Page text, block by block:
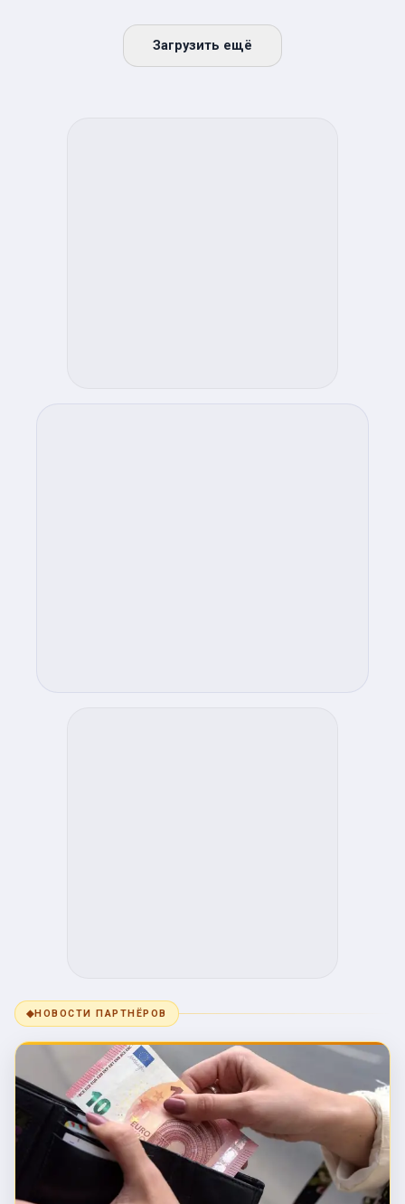
Загрузить ещё
◆НОВОСТИ ПАРТНЁРОВ